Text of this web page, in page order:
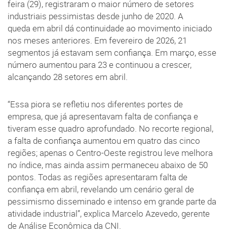
feira (29), registraram o maior número de setores
industriais pessimistas desde junho de 2020. A
queda em abril dá continuidade ao movimento iniciado
nos meses anteriores. Em fevereiro de 2026, 21
segmentos já estavam sem confiança. Em março, esse
número aumentou para 23 e continuou a crescer,
alcançando 28 setores em abril.
“Essa piora se refletiu nos diferentes portes de
empresa, que já apresentavam falta de confiança e
tiveram esse quadro aprofundado. No recorte regional,
a falta de confiança aumentou em quatro das cinco
regiões; apenas o Centro-Oeste registrou leve melhora
no índice, mas ainda assim permaneceu abaixo de 50
pontos. Todas as regiões apresentaram falta de
confiança em abril, revelando um cenário geral de
pessimismo disseminado e intenso em grande parte da
atividade industrial”, explica Marcelo Azevedo, gerente
de Análise Econômica da CNI.